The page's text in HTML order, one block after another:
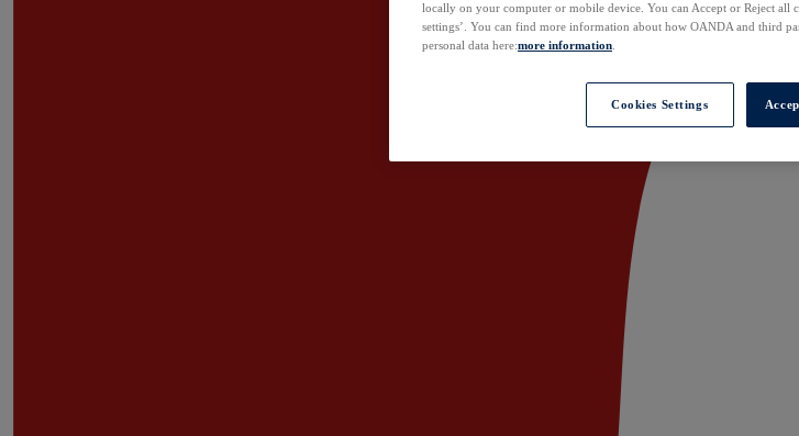
locally on your computer or mobile device. You can Accept or Reject all
settings’. You can find more information about how OANDA and third
personal data here:more information
Cookies Settings